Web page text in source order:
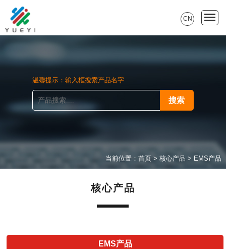
CN
温馨提示：输入框搜索产品名字
当前位置：首页>核心产品 > EMS产品
核心产品
EMS产品